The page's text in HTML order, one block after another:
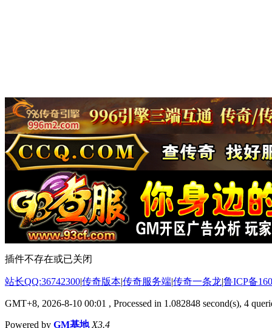
插件不存在或已关闭
站长QQ:36742300|传奇版本|传奇服务端|传奇一条龙|鲁ICP备
GMT+8, 2026-8-10 00:01 , Processed in 1.082848 second(s), 4
Powered by GM基地 X3.4